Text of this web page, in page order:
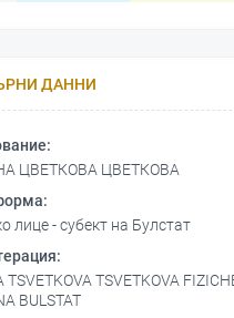
ДАННИ
ЦВЕТКОВА ЦВЕТКОВА
лице - субект на Булстат
TSVETKOVA TSVETKOVA
BULSTAT